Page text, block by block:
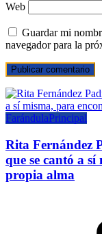
Web
Guardar mi
navegador para la
FarándulaPrincipal
Rita Fernández
que se cantó a
propia alma